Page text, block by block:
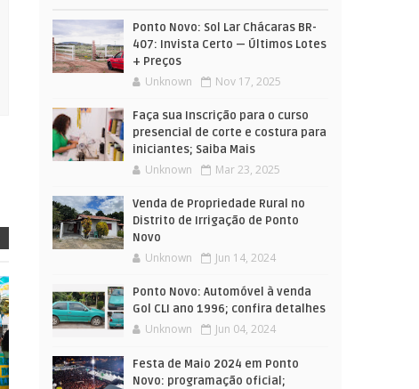
Ponto Novo: Sol Lar Chácaras BR-
407: Invista Certo — Últimos Lotes
+ Preços
Unknown Nov 17, 2025
Faça sua Inscrição para o curso
presencial de corte e costura para
iniciantes; Saiba Mais
Unknown Mar 23, 2025
Venda de Propriedade Rural no
Distrito de Irrigação de Ponto
Novo
Unknown Jun 14, 2024
Ponto Novo: Automóvel à venda
Gol CLI ano 1996; confira detalhes
Unknown Jun 04, 2024
Festa de Maio 2024 em Ponto
Novo: programação oficial;